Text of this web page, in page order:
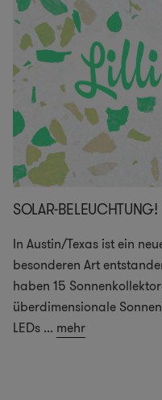
SOLAR-BELEUCHTUNG!
In Austin/Texas ist ein
besonderen Art
haben 15
überdimensionale
LEDs ... mehr